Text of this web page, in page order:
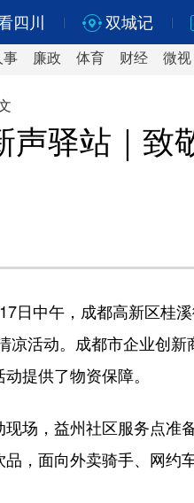
四川 双城记
事 廉政 体育 财经 微视
声驿站｜致
日中午，成都高新区桂
凉活动。成都市企业创
提供了物资保障。
现场，益州社区服务点准
品，面向外卖骑手、网约